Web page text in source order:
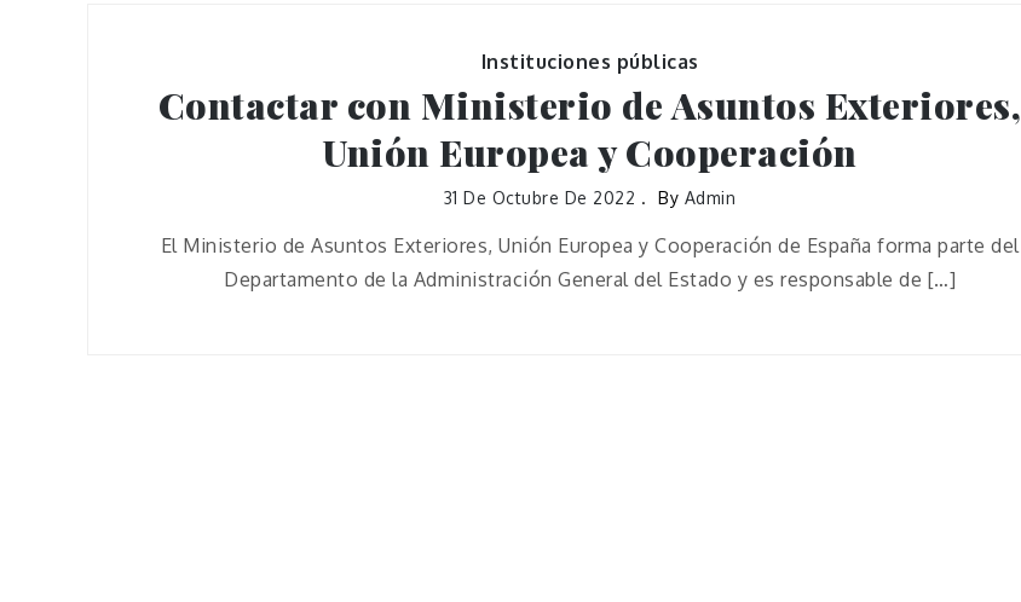
Instituciones públicas
Contactar con Ministerio de Asuntos Exteriores,
Unión Europea y Cooperación
31 De Octubre De 2022 By Admin
El Ministerio de Asuntos Exteriores, Unión Europea y Cooperación de España forma parte del
Departamento de la Administración General del Estado y es responsable de […]